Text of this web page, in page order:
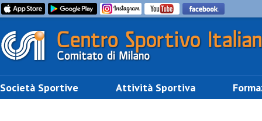
Società Sportive Attività Sportiva